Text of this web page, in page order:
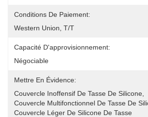
Conditions De Paiement:
Western Union, T/T
Capacité D'approvisionnement:
Négociable
Mettre En Évidence:
Couvercle Inoffensif De Tasse De Silicone
Couvercle Multifonctionnel De Tasse De
Couvercle Léger De Silicone De Tasse